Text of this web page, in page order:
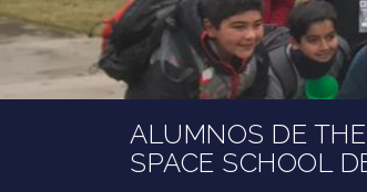
ALUMNOS DE
SPACE SCHOOL